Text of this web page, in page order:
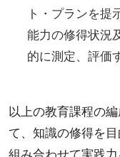
ト・プランを提
能力の修得状況
的に測定、評価
以上の教育課程の
て、知識の修得を